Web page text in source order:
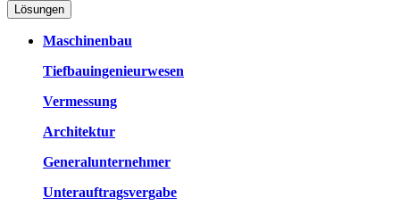
Lösungen
Maschinenbau
Tiefbauingenieurwesen
Vermessung
Architektur
Generalunternehmer
Unterauftragsvergabe